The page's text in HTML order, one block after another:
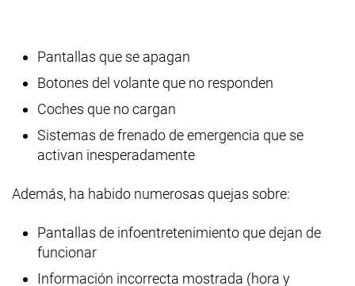
Pantallas que se apagan
Botones del volante que no responden
Coches que no cargan
Sistemas de frenado de emergencia que se
activan inesperadamente
Además, ha habido numerosas quejas sobre:
Pantallas de infoentretenimiento que dejan de
funcionar
Información incorrecta mostrada (hora y